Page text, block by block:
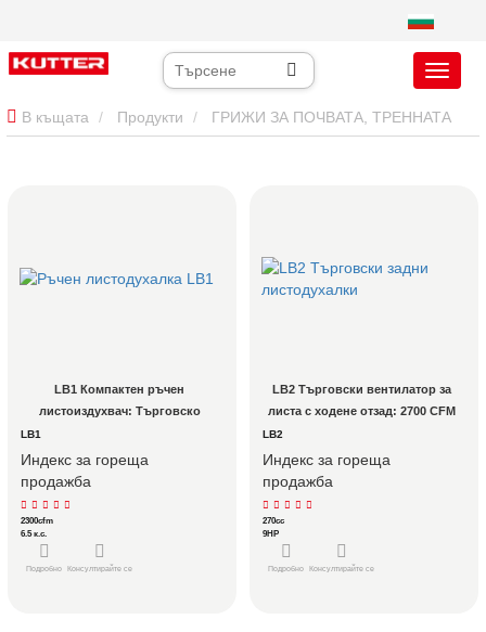
В къщата Продукти ГРИЖИ ЗА ПОЧВАТА, ТРЕННАТА
LB1 Компактен ръчен
листоиздухвач: Търговско
почистване за тротоари, имоти
пространства
LB1
Индекс за гореща
продажба
2300cfm
6.5 к.с.
Подробно Консултирайте се
LB2 Търговски вентилатор за
листа с ходене отзад: 2700 CFM
LB2
Индекс за гореща
продажба
270cc
9HP
Подробно Консултирайте се